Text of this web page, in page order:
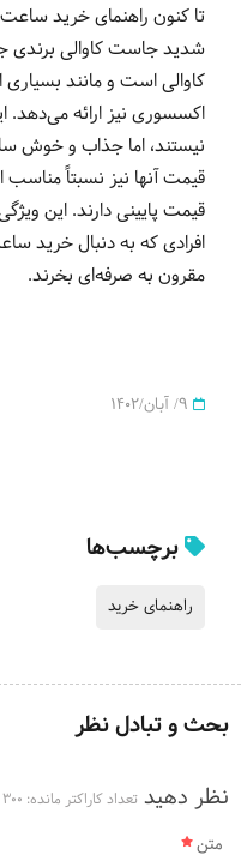
تا کنون راهنمای خرید
شدید جاست کاوالی برندی
کاوالی است و مانند بسیاری
اکسسوری نیز ارائه
نیستند، اما جذاب و خوش
قیمت آنها نیز نسبتاً
قیمت پایینی دارند. این
افرادی که به دنبال خرید
مقرون به صرفه‌ای بخرند.
برچسب‌ها
راهنمای خرید
بحث و تبادل نظر
نظر دهید تعداد کاراکتر مانده: 300
متن